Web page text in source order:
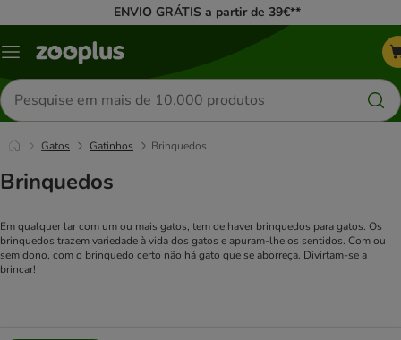
ENVIO GRÁTIS a partir de 39€**
Menu
Pesquisar
produtos
Gatos Gatinhos Brinquedos
Brinquedos
Em qualquer lar com um ou mais gatos, tem de haver brinquedos para gatos. Os
brinquedos trazem variedade à vida dos gatos e apuram-lhe os sentidos. Com ou
sem dono, com o brinquedo certo não há gato que se aborreça. Divirtam-se a
brincar!